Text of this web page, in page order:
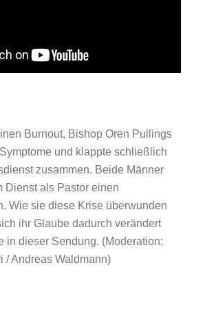
Burnout, Bishop Oren Pullings
und klappte schließlich
zusammen. Beide Männer
Dienst als Pastor einen
Wie sie diese Krise überwunden
ihr Glaube dadurch verändert
in dieser Sendung. (Moderation:
/ Andreas Waldmann)